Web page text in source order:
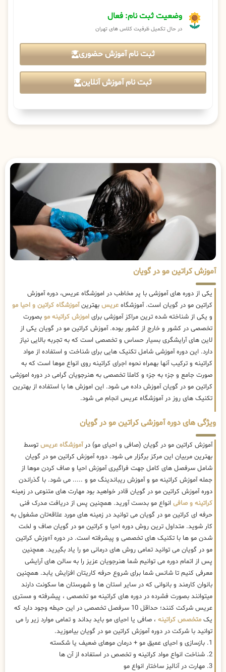
وضعیت ثبت نام: فعال
در حال تکمیل ظرفیت کلاس های تهران
ثبت نام آموزش حضوری
ثبت نام آموزش آنلاین
آموزش کراتین مو در گویان
یکی از دوره های آموزشی با پر مخاطب در اموزشگاه عریس، دوره آموزش
کراتین مو در گویان است. آموزشگاه عریس بهترینآموزشگاه کراتین و احیا مو
و یکی از شناخته شده ترین مراکز آموزشی برای اموزش کراتینه مو بصورت
تخصصی در کشور و خارج از کشور بوده. آموزش کراتین مو در گویان یکی از
لاین های آرایشگری بسیار حساس و تخصصی است که به تجربه بالایی نیاز
دارد. این دوره آموزشی شامل تکنیک هایی برای شناخت و استفاده از مواد
کراتینه و ترکیب آنها بهمراه نحوه اجرای کراتینه روی انواع موها است که به
صورت جامع و جزء به جزء و کاملا تخصصی به هنرجویان گرامی در دوره اموزشی
کراتین مو در گویان آموزش داده می شود. این اموزش ها با استفاده از بهترین
تکنیک های روز در آموزشگاه عریس انجام می شود.
ویژگی های دوره آموزشی کراتین مو در گویان
آموزش کراتین مو در گویان (صافی و احیای مو) درآموزشگاه عریس توسط
بهترین مربیان این مرکز برگزار می شود. دوره آموزش کراتین مو در گویان
شامل سرفصل های کامل جهت فراگیری آموزش احیا و صاف کردن موها از
جمله آموزش کراتینه مو و آموزش ریباندینگ مو و ..... می شود. با گذراندن
دوره آموزش کراتین مو در گویان قادر خواهید بود مهارت های متنوعی در زمینه
کراتینه و صافی انواع مو بدست آورید. همچنین پس از دریافت مدرک فنی
حرفه ای کراتین مو در گویان می توانید در زمینه های مورد علاقه‌تان مشغول به
کار شوید. متداول ترین روش دوره احیا و کراتین مو در گویان صاف و لخت
شدن مو ها با تکنیک های تخصصی و پیشرفته است. در دوره آ»وزش کراتین
مو در گویان می توانید تمامی روش های درمانی مو را یاد بگیرید. همچنین
پس از اتمام دوره می توانیم شما هنرجویان عزیز را به سالن های آرایشی
معرفی کنیم تا شانس شما برای شروع حرفه کاریتان افزایش یابد. همچنین
بانوان کارمند و بانوانی که در سایر استان ها و شهرستان ها سکونت دارند
میتوانند بصورت فشرده در دوره های کراتینه مو تخصصی ، پیشرفته و مستری
عریس شرکت کنند؛ حداقل 10 سرفصل تخصصی در این حیطه وجود دارد که
یک متخصص کراتینه ، صافی یا احیای مو باید بداند و تمامی موارد زیر را می
توانید با شرکت در دوره آموزش کراتین مو در گویان بیاموزید.
1. بازسازی و احیای عمیق مو + درمان موهای ضعیف یا شکسته
2. شناخت انواع مواد کراتینه و تخصص در استفاده از آن ها
3. مهارت در آنالیز ساختار انواع مو